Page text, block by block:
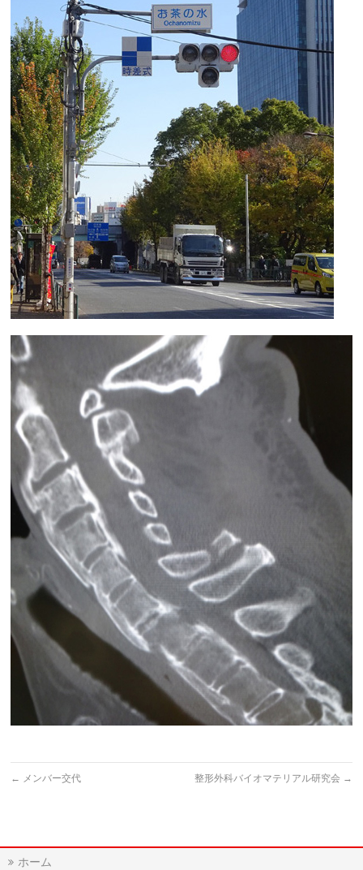
← メンバー交代 整形外科バイオマテリアル研究会 →
ホーム